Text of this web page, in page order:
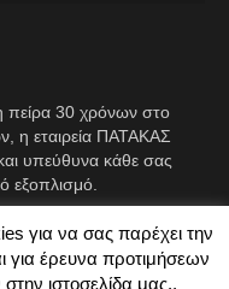
πείρα 30 χρόνων στο
η εταιρεία ΠΑΤΑΚΑΣ
υπεύθυνα κάθε σας
εξοπλισμό.
για να σας παρέχει την
για έρευνα προτιμήσεων
ιστοσελίδα μας..